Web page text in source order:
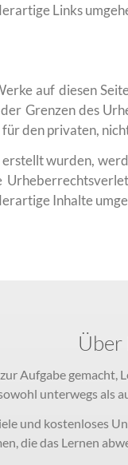
Links
auf diesen
Grenzen des
den privaten,
wurden,
Inhalte
Über
Aufgabe
unterwegs als
und kostenloses
die das Lernen